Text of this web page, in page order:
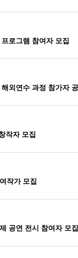
로그램 참여자 모집
외연수 과정 참가자
작자 모집
작가 모집
공연 전시 참여자 모집